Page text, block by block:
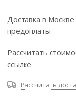
Доставка в
предоплаты.
Рассчитать
ссылке
Рассчитать